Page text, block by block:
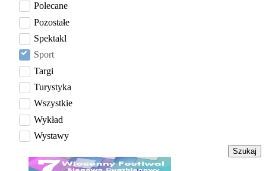
Polecane
Pozostałe
Spektakl
Sport
Targi
Turystyka
Wszystkie
Wykład
Wystawy
Szukaj